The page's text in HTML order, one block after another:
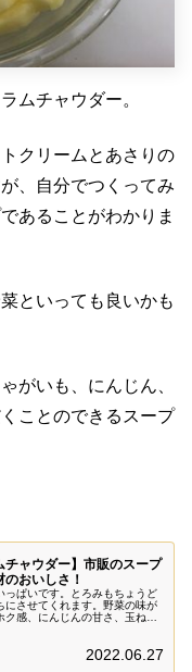
ムチャウダー。
クリームとあさりの
、自分でつくってみ
あることがわかりま
といっても良いかも
がいも、にんじん、
ことのできるスープ
チャウダー】市販のスープ
おいしさ！
っぱいです。とろみもちょうど
にさせてくれます。野菜の味が
感、にんじんの甘さ、玉ねぎ
2022.06.27